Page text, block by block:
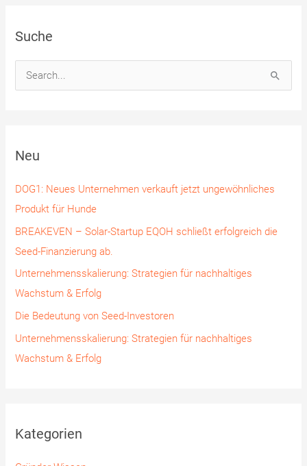
Suche
e
c
h
:
Neu
DOG1: Neues Unternehmen verkauft jetzt ungewöhnliches
Produkt für Hunde
BREAKEVEN – Solar-Startup EQOH schließt erfolgreich die
Seed-Finanzierung ab.
Unternehmensskalierung: Strategien für nachhaltiges
Wachstum & Erfolg
Die Bedeutung von Seed-Investoren
Unternehmensskalierung: Strategien für nachhaltiges
Wachstum & Erfolg
Kategorien